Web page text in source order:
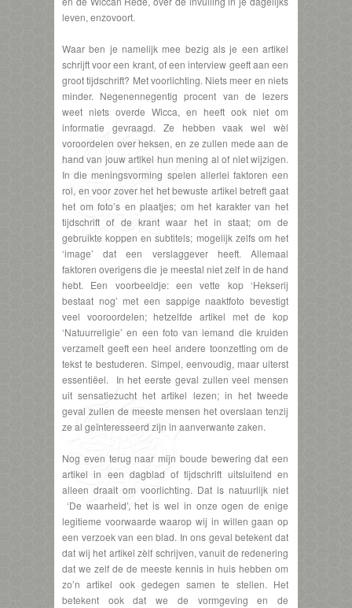
leven, enzovoort.
Waar ben je namelijk mee bezig als je een artikel
schrijft voor een krant, of een interview geeft aan een
groot tijdschrift? Met voorlichting. Niets meer en niets
minder. Negenennegentig procent van de lezers
weet niets overde Wicca, en heeft ook niet om
informatie gevraagd. Ze hebben vaak wel wèl
voroordelen over heksen, en ze zullen mede aan de
hand van jouw artikel hun mening al of niet wijzigen.
In die meningsvorming spelen allerlei faktoren een
rol, en voor zover het het bewuste artikel betreft gaat
het om foto’s en plaatjes; om het karakter van het
tijdschrift of de krant waar het in staat; om de
gebruikte koppen en subtitels; mogelijk zelfs om het
‘image’ dat een verslaggever heeft. Allemaal
faktoren overigens die je meestal niet zelf in de hand
hebt. Een voorbeeldje: een vette kop ‘Hekserij
bestaat nog’ met een sappige naaktfoto bevestigt
veel vooroordelen; hetzelfde artikel met de kop
‘Natuurreligie’ en een foto van iemand die kruiden
verzamelt geeft een heel andere toonzetting om de
tekst te bestuderen. Simpel, eenvoudig, maar uiterst
essentiëel. In het eerste geval zullen veel mensen
uit sensatiezucht het artikel lezen; in het tweede
geval zullen de meeste mensen het overslaan tenzij
ze al geïnteresseerd zijn in aanverwante zaken.
Nog even terug naar mijn boude bewering dat een
artikel in een dagblad of tijdschrift uitsluitend en
alleen draait om voorlichting. Dat is natuurlijk niet
‘De waarheid’, het is wel in onze ogen de enige
legitieme voorwaarde waarop wij in willen gaan op
een verzoek van een blad. In ons geval betekent dat
dat wij het artikel zèlf schrijven, vanuit de redenering
dat we zelf de de meeste kennis in huis hebben om
zo’n artikel ook gedegen samen te stellen. Het
betekent ook dat we de vormgeving en de